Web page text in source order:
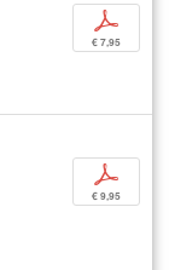
p
€ 7,95
p
€ 9,95